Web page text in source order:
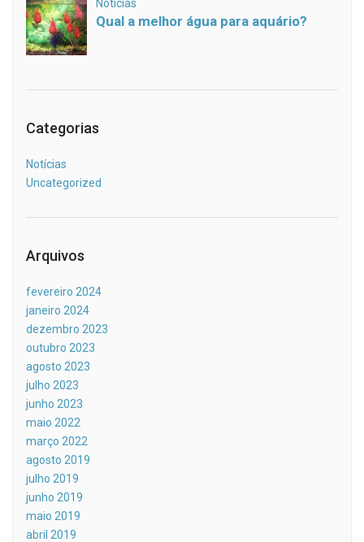
Categorias
Notícias
Uncategorized
Arquivos
fevereiro 2024
janeiro 2024
dezembro 2023
outubro 2023
agosto 2023
julho 2023
junho 2023
maio 2022
março 2022
agosto 2019
julho 2019
junho 2019
maio 2019
abril 2019